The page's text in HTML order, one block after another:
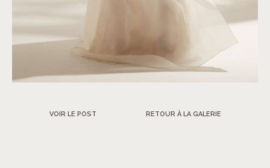
VOIR LE POST RETOUR À LA GALERIE